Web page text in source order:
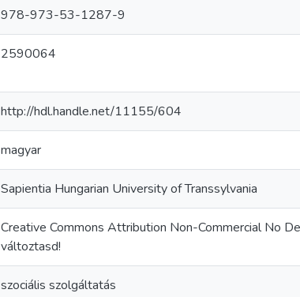
978-973-53-1287-9
2590064
http://hdl.handle.net/11155/604
magyar
Sapientia Hungarian University of Transsylvania
Creative Commons Attribution Non-Commercial No
változtasd!
szociális szolgáltatás